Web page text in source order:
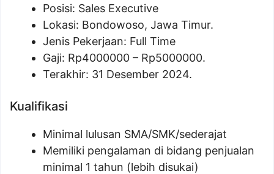
Posisi: Sales Executive
Lokasi: Bondowoso, Jawa Timur.
Jenis Pekerjaan: Full Time
Gaji: Rp4000000 – Rp5000000.
Terakhir: 31 Desember 2024.
Kualifikasi
Minimal lulusan SMA/SMK/sederajat
Memiliki pengalaman di bidang penjualan
minimal 1 tahun (lebih disukai)